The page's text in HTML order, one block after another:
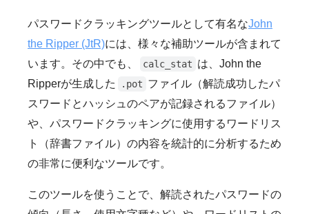
パスワードクラッキングツールとして有名なJohn
the Ripper (JtR)には、様々な補助ツールが含まれて
います。その中でも、
calc_stat は、John the
Ripperが生成した
.pot ファイル（解読成功したパ
スワードとハッシュのペアが記録されるファイル）
や、パスワードクラッキングに使用するワードリス
ト（辞書ファイル）の内容を統計的に分析するため
の非常に便利なツールです。
このツールを使うことで、解読されたパスワードの